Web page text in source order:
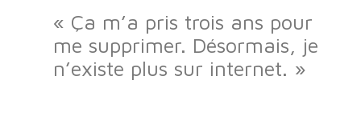
« Ça m’a pris trois ans pour
me supprimer. Désormais, je
n’existe plus sur internet. »